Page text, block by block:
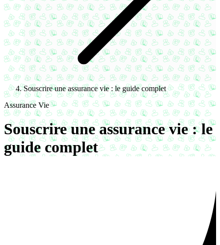
Souscrire une assurance vie : le guide complet
Assurance Vie
Souscrire une assurance vie : le
guide complet